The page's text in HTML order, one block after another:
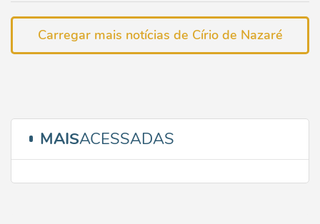
Carregar mais notícias de Círio de Nazaré
MAISACESSADAS